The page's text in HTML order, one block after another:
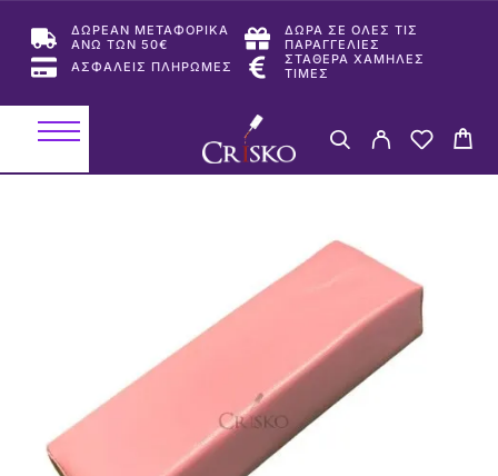
ΔΩΡΕΑΝ ΜΕΤΑΦΟΡΙΚΑ
ΑΝΩ ΤΩΝ 50€
ΔΩΡΑ ΣΕ ΟΛΕΣ ΤΙΣ
ΠΑΡΑΓΓΕΛΙΕΣ
ΑΣΦΑΛΕΙΣ ΠΛΗΡΩΜΕΣ
ΣΤΑΘΕΡΑ ΧΑΜΗΛΕΣ
ΤΙΜΕΣ